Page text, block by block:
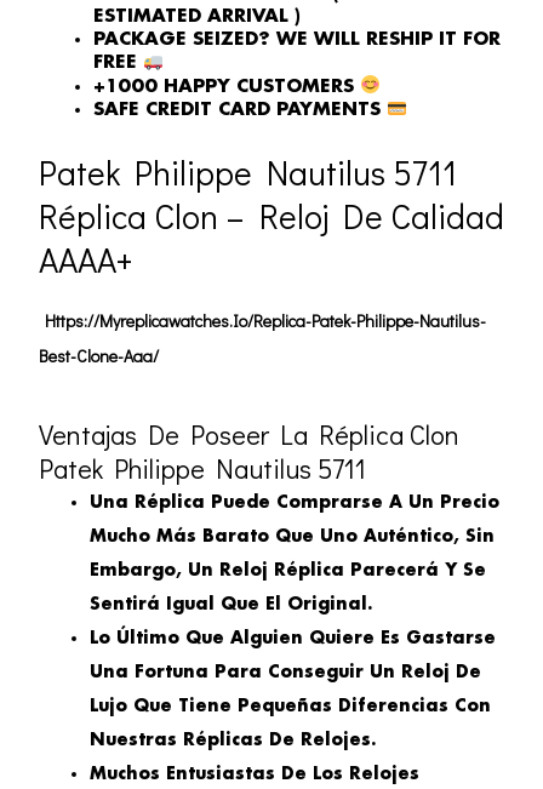
ESTIMATED ARRIVAL )
PACKAGE SEIZED? WE WILL RESHIP IT FOR
FREE
+1000 HAPPY CUSTOMERS
SAFE CREDIT CARD PAYMENTS
Patek Philippe Nautilus 5711
Réplica Clon – Reloj De Calidad
AAAA+
Https://myreplicawatches.io/replica-Patek-Philippe-Nautilus-
Best-Clone-Aaa/
Ventajas De Poseer La Réplica Clon
Patek Philippe Nautilus 5711
Una Réplica Puede Comprarse A Un Precio
Mucho Más Barato Que Uno Auténtico, Sin
Embargo, Un Reloj Réplica Parecerá Y Se
Sentirá Igual Que El Original.
Lo Último Que Alguien Quiere Es Gastarse
Una Fortuna Para Conseguir Un Reloj De
Lujo Que Tiene Pequeñas Diferencias Con
Nuestras Réplicas De Relojes.
Muchos Entusiastas De Los Relojes